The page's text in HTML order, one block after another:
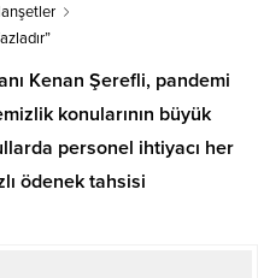
Kenan Şerefli, pandemi
konularının büyük
personel ihtiyacı her
ödenek tahsisi